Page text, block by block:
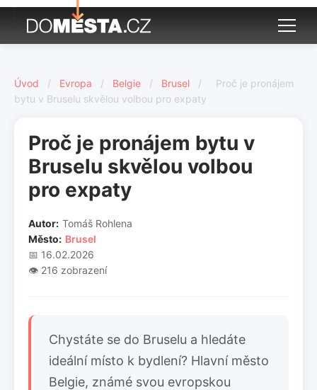
Úvod / Evropa / Belgie / Brusel /
Proč je pronájem
bytu v Bruselu skvělou volbou pro expaty
Proč je pronájem bytu v
Bruselu skvělou volbou
pro expaty
Autor: Tomáš Rohlena
Město: Brusel
📅 16.02.2026
👁️ 216 zobrazení
Chystáte se do Bruselu a hledáte
ideální místo k bydlení? Hlavní město
Belgie, známé svou evropskou